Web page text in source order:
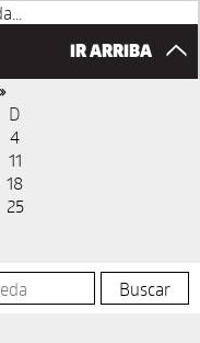
IR ARRIBA
D
4
11
18
25